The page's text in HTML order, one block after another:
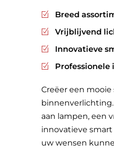
Breed
Vrijblijvend
Innovatieve
Creëer een
aan lampen, een
innovatieve
uw wensen